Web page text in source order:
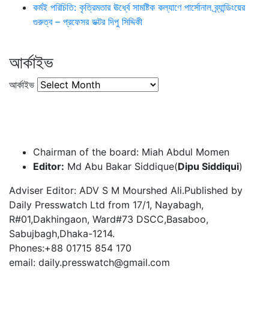
কর্মই পরিচিতি: কৃত্রিমতার ঊর্ধ্বে সামষ্টিক কল্যাণে পার্সোনাল ব্র্যান্ডিংয়ের
গুরুত্ব – প্রফেসর ডক্টর দিপু সিদ্দিকী
আর্কাইভ
আর্কাইভ
Chairman of the board: Miah Abdul Momen
Editor: Md Abu Bakar Siddique(Dipu Siddiqui)
Adviser Editor: ADV S M Mourshed Ali.Published by
Daily Presswatch Ltd from 17/1, Nayabagh,
R#01,Dakhingaon, Ward#73 DSCC,Basaboo,
Sabujbagh,Dhaka-1214.
Phones:+88 01715 854 170
email: daily.presswatch@gmail.com